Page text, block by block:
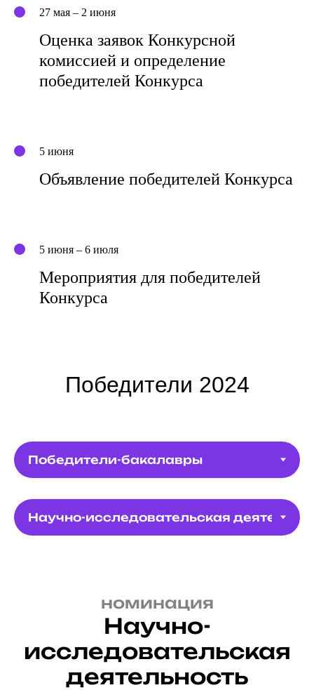
27 мая – 2 июня
Оценка заявок Конкурсной
комиссией и определение
победителей Конкурса
5 июня
Объявление победителей Конкурса
5 июня – 6 июля
Мероприятия для победителей
Конкурса
Победители 2024
номинация
Научно-
исследовательская
деятельность